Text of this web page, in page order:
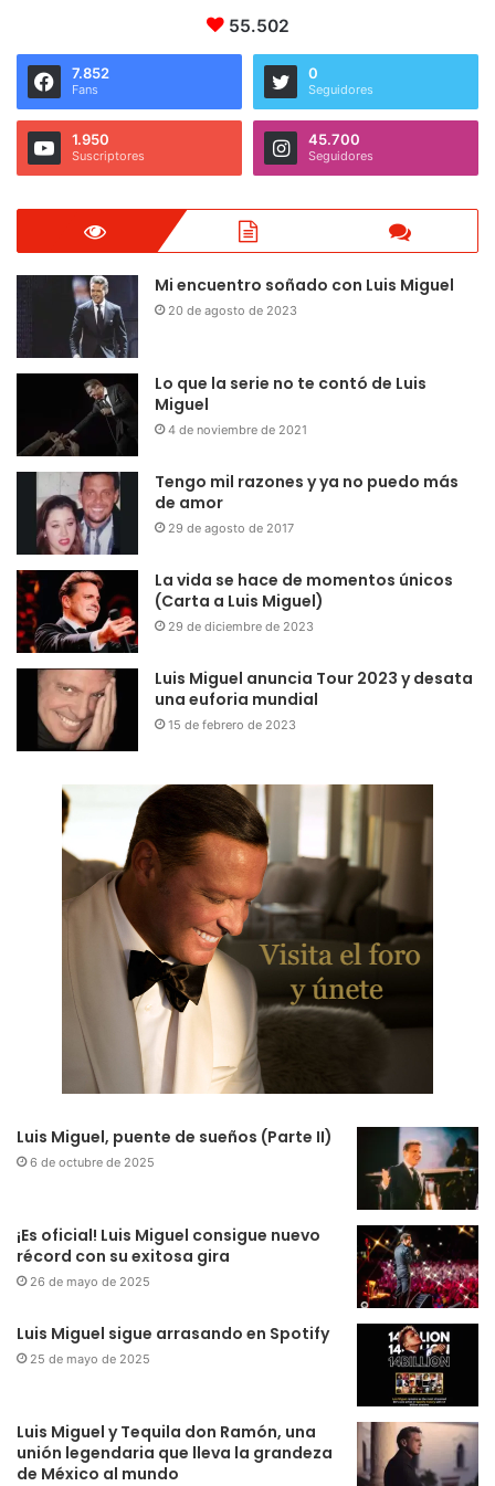
55.502
7.852
Fans
0
Seguidores
1.950
Suscriptores
45.700
Seguidores
Mi encuentro soñado con Luis Miguel
20 de agosto de 2023
Lo que la serie no te contó de Luis
Miguel
4 de noviembre de 2021
Tengo mil razones y ya no puedo más
de amor
29 de agosto de 2017
La vida se hace de momentos únicos
(Carta a Luis Miguel)
29 de diciembre de 2023
Luis Miguel anuncia Tour 2023 y desata
una euforia mundial
15 de febrero de 2023
Luis Miguel, puente de sueños (Parte II)
6 de octubre de 2025
¡Es oficial! Luis Miguel consigue nuevo
récord con su exitosa gira
26 de mayo de 2025
Luis Miguel sigue arrasando en Spotify
25 de mayo de 2025
Luis Miguel y Tequila don Ramón, una
unión legendaria que lleva la grandeza
de México al mundo